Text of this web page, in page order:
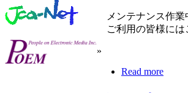
メンテナンス作業
ご利用の皆様には
»
Read more